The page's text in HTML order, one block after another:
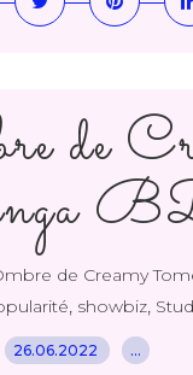
de
de Creamy
, showbiz,
26.06.2022 …